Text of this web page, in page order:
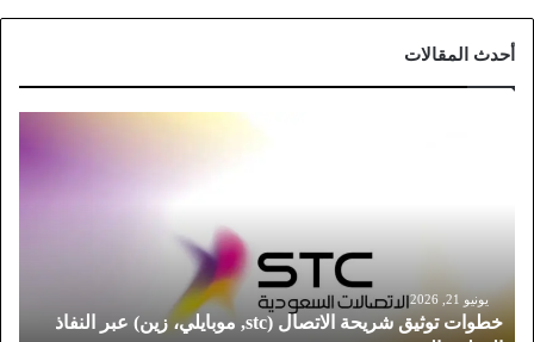
أحدث المقالات
يونيو 21, 2026
خطوات توثيق شريحة الاتصال (stc, موبايلي، زين) عبر النفاذ